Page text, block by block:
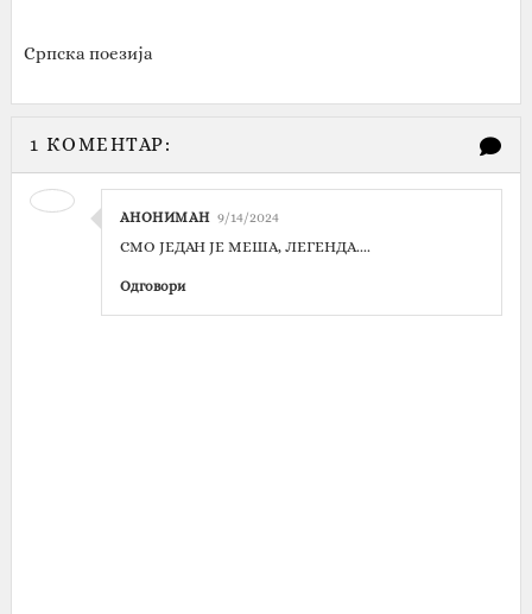
Српска поезија
1 КОМЕНТАР:
АНОНИМАН 9/14/2024
СМО ЈЕДАН ЈЕ МЕША, ЛЕГЕНДА....
Одговори